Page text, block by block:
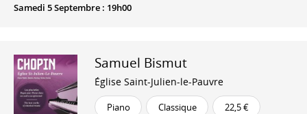
Samedi 5 Septembre : 19h00
Samuel Bismut
Église Saint-Julien-le-Pauvre
Piano Classique 22,5 €